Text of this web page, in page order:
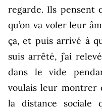
regarde. Ils pensent
qu’on va voler leur
ça, et puis arrivé à
suis arrêté, j’ai
dans le vide
voulais leur montrer
la distance sociale